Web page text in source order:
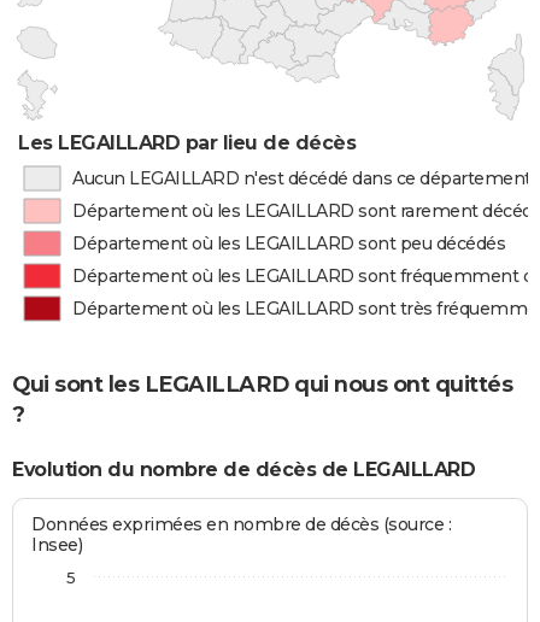
Les LEGAILLARD par lieu de décès
Aucun LEGAILLARD n'est décédé dans ce département
Département où les LEGAILLARD sont rarement
Département où les LEGAILLARD sont peu décédés
Département où les LEGAILLARD sont fréquemment
Département où les LEGAILLARD sont très
Qui sont les LEGAILLARD qui nous ont quittés
?
Evolution du nombre de décès de LEGAILLARD
Données exprimées en nombre de décès (source :
Insee)
5